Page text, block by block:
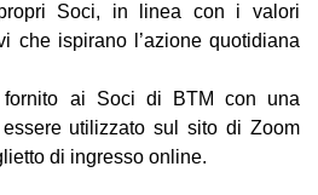
Soci, in linea con i valori
che ispirano l’azione quotidiana
fornito ai Soci di BTM con una
utilizzato sul sito di Zoom
di ingresso online.